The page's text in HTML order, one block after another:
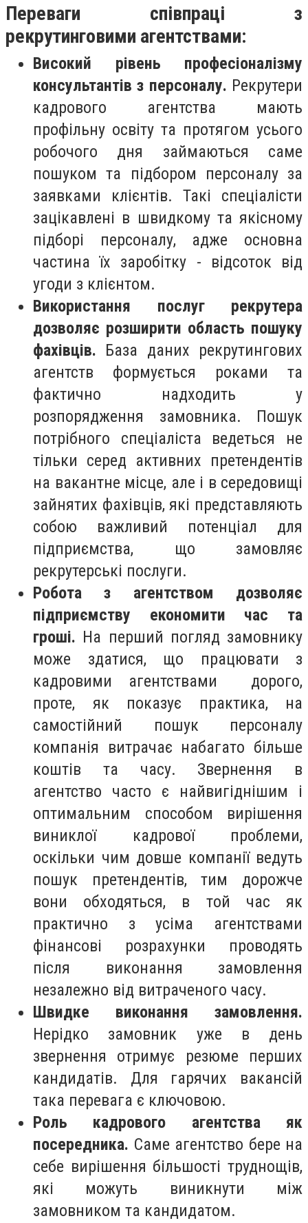
Переваги співпраці з
рекрутинговими агентствами:
Високий рівень професіоналізму
консультантів з персоналу. Рекрутери
кадрового агентства мають
профільну освіту та протягом усього
робочого дня займаються саме
пошуком та підбором персоналу за
заявками клієнтів. Такі спеціалісти
зацікавлені в швидкому та якісному
підборі персоналу, адже основна
частина їх заробітку - відсоток від
угоди з клієнтом.
Використання послуг рекрутера
дозволяє розширити область пошуку
фахівців. База даних рекрутингових
агентств формується роками та
фактично надходить у
розпорядження замовника. Пошук
потрібного спеціаліста ведеться не
тільки серед активних претендентів
на вакантне місце, але і в середовищі
зайнятих фахівців, які представляють
собою важливий потенціал для
підприємства, що замовляє
рекрутерські послуги.
Робота з агентством дозволяє
підприємству економити час та
гроші. На перший погляд замовнику
може здатися, що працювати з
кадровими агентствами дорого,
проте, як показує практика, на
самостійний пошук персоналу
компанія витрачає набагато більше
коштів та часу. Звернення в
агентство часто є найвигіднішим і
оптимальним способом вирішення
виниклої кадрової проблеми,
оскільки чим довше компанії ведуть
пошук претендентів, тим дорожче
вони обходяться, в той час як
практично з усіма агентствами
фінансові розрахунки проводять
після виконання замовлення
незалежно від витраченого часу.
Швидке виконання замовлення.
Нерідко замовник уже в день
звернення отримує резюме перших
кандидатів. Для гарячих вакансій
така перевага є ключовою.
Роль кадрового агентства як
посередника. Саме агентство бере на
себе вирішення більшості труднощів,
які можуть виникнути між
замовником та кандидатом.